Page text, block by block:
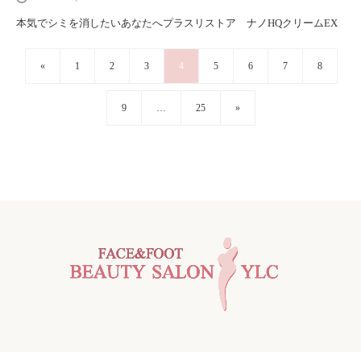
本気でシミを消したいあなたへプラスリストア ナノHQクリームEX
« 1 2 3 4 5 6 7 8
9 … 25 »